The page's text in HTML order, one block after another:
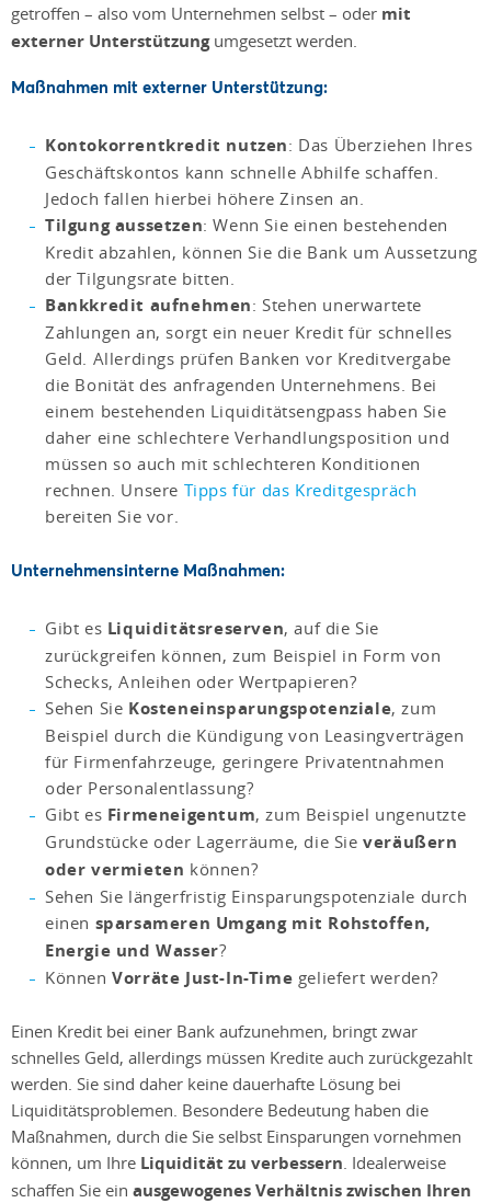
getroffen – also vom Unternehmen selbst ­– oder mit
externer Unterstützungumgesetzt werden.
Maßnahmen mit externer Unterstützung:
Kontokorrentkredit nutzen: Das Überziehen Ihres
Geschäftskontos kann schnelle Abhilfe schaffen.
Jedoch fallen hierbei höhere Zinsen an.
Tilgung aussetzen: Wenn Sie einen bestehenden
Kredit abzahlen, können Sie die Bank um Aussetzung
der Tilgungsrate bitten.
Bankkredit aufnehmen: Stehen unerwartete
Zahlungen an, sorgt ein neuer Kredit für schnelles
Geld. Allerdings prüfen Banken vor Kreditvergabe
die Bonität des anfragenden Unternehmens. Bei
einem bestehenden Liquiditätsengpass haben Sie
daher eine schlechtere Verhandlungsposition und
müssen so auch mit schlechteren Konditionen
rechnen. Unsere Tipps für das Kreditgespräch
bereiten Sie vor.
Unternehmensinterne Maßnahmen:
Gibt es Liquiditätsreserven, auf die Sie
zurückgreifen können, zum Beispiel in Form von
Schecks, Anleihen oder Wertpapieren?
Sehen Sie Kosteneinsparungspotenziale, zum
Beispiel durch die Kündigung von Leasingverträgen
für Firmenfahrzeuge, geringere Privatentnahmen
oder Personalentlassung?
Gibt es Firmeneigentum, zum Beispiel ungenutzte
Grundstücke oder Lagerräume, die Sieveräußern
oder vermieten können?
Sehen Sie längerfristig Einsparungspotenziale durch
einen sparsameren Umgang mit Rohstoffen,
Energie und Wasser?
KönnenVorräte Just-In-Time geliefert werden?
Einen Kredit bei einer Bank aufzunehmen, bringt zwar
schnelles Geld, allerdings müssen Kredite auch zurückgezahlt
werden. Sie sind daher keine dauerhafte Lösung bei
Liquiditätsproblemen. Besondere Bedeutung haben die
Maßnahmen, durch die Sie selbst Einsparungen vornehmen
können, um Ihre Liquidität zu verbessern . Idealerweise
schaffen Sie ein ausgewogenes Verhältnis zwischen Ihren